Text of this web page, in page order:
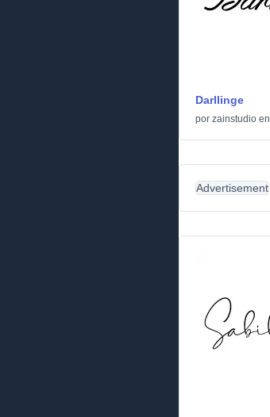
Darllinge
por zainstudio en
Advertisement